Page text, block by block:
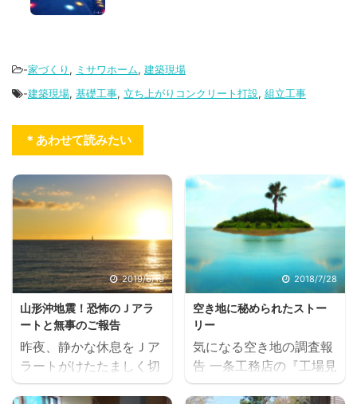
-家づくり , ミサワホーム, 建築現場
-建築現場, 基礎工事, 立ち上がりコンクリート打設, 組立工事
＊あわせて読みたい
2019/6/19
山形沖地震！恐怖のＪアラ
ートと無事のご報告
昨夜、静かな休息をＪア
ラートがけたたましく切
り裂きました。 山形沖を
2018/7/28
空き地に秘められたストー
リー
気になる空き地の調査報
告 一条工務店の『工場見
学＆住まいの体験会』、